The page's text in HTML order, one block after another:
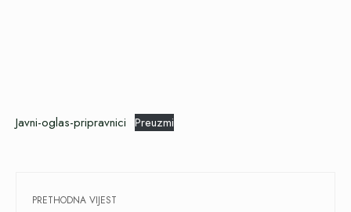
Javni-oglas-pripravnici Preuzmi
PRETHODNA VIJEST